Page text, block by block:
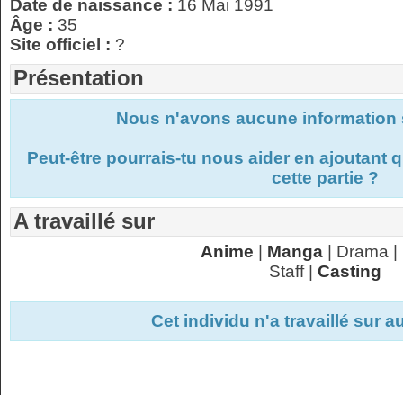
Date de naissance : 16 Mai 1991
Âge : 35
Site officiel : ?
Présentation
Nous n'avons aucune
Peut-être pourrais-tu nous aider en ajoutant
cette partie ?
A travaillé sur
Anime Manga| Drama |
Staff | Casting
Cet individu n'a travaillé sur